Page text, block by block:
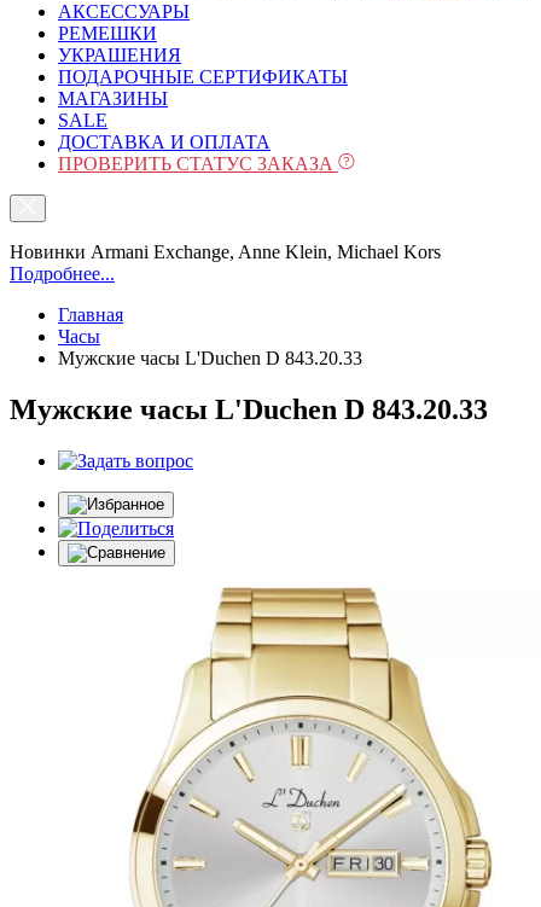
АКСЕССУАРЫ
РЕМЕШКИ
УКРАШЕНИЯ
ПОДАРОЧНЫЕ СЕРТИФИКАТЫ
МАГАЗИНЫ
SALE
ДОСТАВКА И ОПЛАТА
ПРОВЕРИТЬ СТАТУС ЗАКАЗА
Новинки Armani Exchange, Anne Klein, Michael Kors
Подробнее...
Главная
Часы
Мужские часы L'Duchen D 843.20.33
Мужские часы L'Duchen D 843.20.33